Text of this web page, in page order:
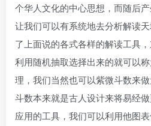
个华人文化的中心思想，而随后
让我们可以有系统地去分析解读
了上面说的各式各样的解读工具
利用随机抽取选择出来的就可以
理，我们当然也可以紫微斗数来
斗数本来就是古人设计来将易经
应用的工具，我们可以利用他图